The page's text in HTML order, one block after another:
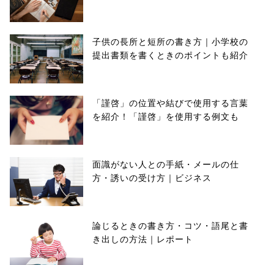
子供の長所と短所の書き方｜小学校の
提出書類を書くときのポイントも紹介
「謹啓」の位置や結びで使用する言葉
を紹介！「謹啓」を使用する例文も
面識がない人との手紙・メールの仕
方・誘いの受け方｜ビジネス
論じるときの書き方・コツ・語尾と書
き出しの方法｜レポート